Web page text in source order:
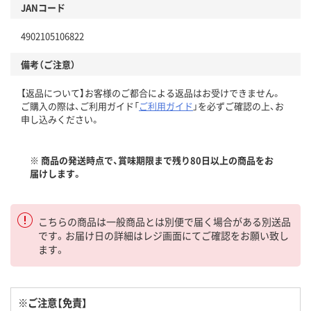
JANコード
4902105106822
備考（ご注意）
【返品について】お客様のご都合による返品はお受けできません。
ご購入の際は、ご利用ガイド「ご利用ガイド 」を必ずご確認の上、お
申し込みください。
※ 商品の発送時点で、賞味期限まで残り80日以上の商品をお
届けします。
こちらの商品は一般商品とは別便で届く場合がある別送品
です。お届け日の詳細はレジ画面にてご確認をお願い致し
ます。
※ご注意【免責】